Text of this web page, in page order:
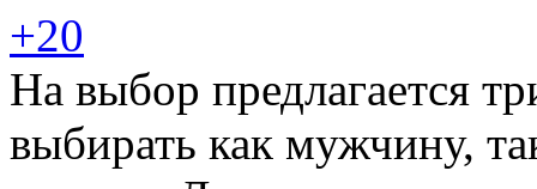
+20
На выбор предлагается
выбирать как мужчину,